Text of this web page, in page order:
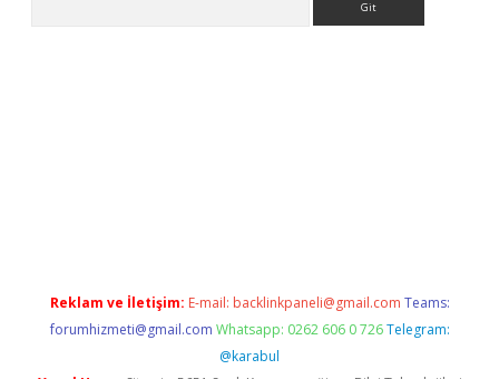
Reklam ve İletişim: E-mail: backlinkpaneli@gmail.com Teams:
forumhizmeti@gmail.com Whatsapp: 0262 606 0 726 Telegram:
@karabul